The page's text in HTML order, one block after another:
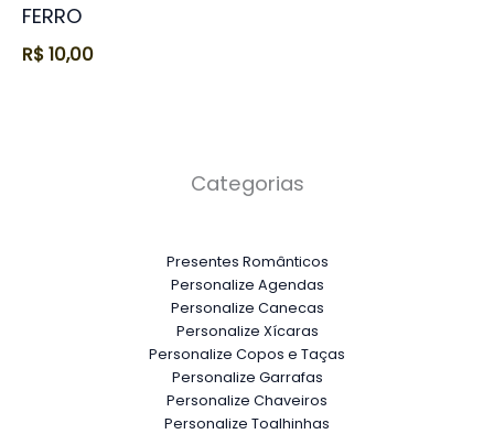
FERRO
R$10,00
Categorias
Presentes Românticos
Personalize Agendas
Personalize Canecas
Personalize Xícaras
Personalize Copos e Taças
Personalize Garrafas
Personalize Chaveiros
Personalize Toalhinhas